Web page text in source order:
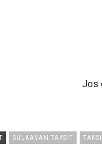
Jos
SULKAVAN TAKSIT TAKSI